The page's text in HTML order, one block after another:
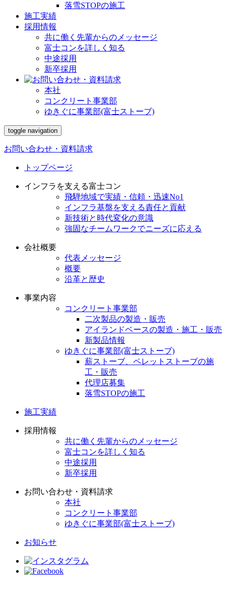
落雪STOPの施工
施工実績
採用情報
共に働く先輩からのメッセージ
富士コンを詳しく知る
中途採用
新卒採用
本社
コンクリート事業部
ゆきぐに事業部(富士ストーブ)
toggle navigation
お問い合わせ・資料請求
トップページ
インフラを支える富士コン
飛騨地域で実績・信頼・迅速No1
インフラ基盤を支える責任と貢献
新技術と時代変化の意識
強固なチームワークでニーズに応える
会社概要
代表メッセージ
概要
沿革と歴史
事業内容
コンクリート事業部
二次製品の製造・販売
アイランドベースの製造・施工・販売
新製品情報
ゆきぐに事業部(富士ストーブ)
薪ストーブ、ペレットストーブの施
工・販売
代理店募集
落雪STOPの施工
施工実績
採用情報
共に働く先輩からのメッセージ
富士コンを詳しく知る
中途採用
新卒採用
お問い合わせ・資料請求
本社
コンクリート事業部
ゆきぐに事業部(富士ストーブ)
お知らせ